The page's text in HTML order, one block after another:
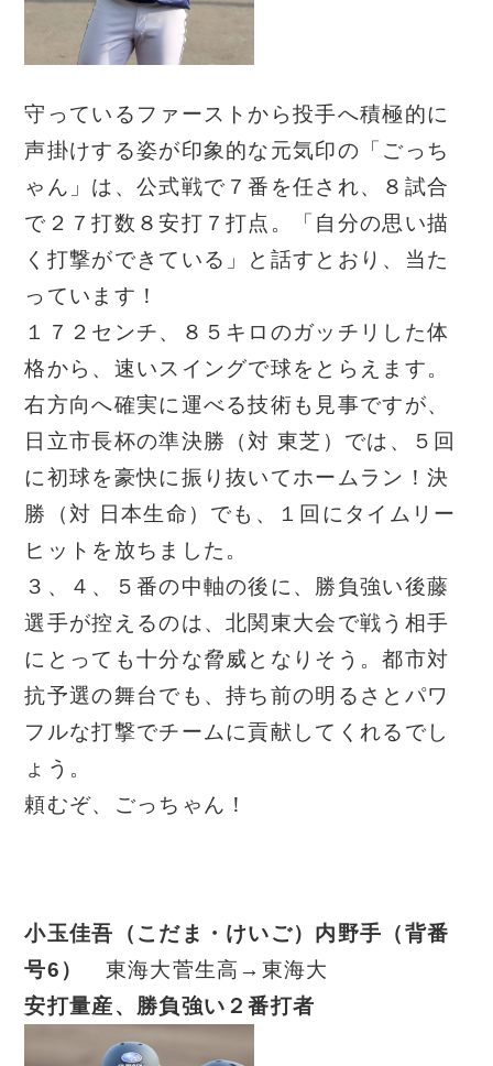
守っているファーストから投手へ積極的に
声掛けする姿が印象的な元気印の「ごっち
ゃん」は、公式戦で７番を任され、８試合
で２７打数８安打７打点。「自分の思い描
く打撃ができている」と話すとおり、当た
っています！
１７２センチ、８５キロのガッチリした体
格から、速いスイングで球をとらえます。
右方向へ確実に運べる技術も見事ですが、
日立市長杯の準決勝（対 東芝）では、５回
に初球を豪快に振り抜いてホームラン！決
勝（対 日本生命）でも、１回にタイムリー
ヒットを放ちました。
３、４、５番の中軸の後に、勝負強い後藤
選手が控えるのは、北関東大会で戦う相手
にとっても十分な脅威となりそう。都市対
抗予選の舞台でも、持ち前の明るさとパワ
フルな打撃でチームに貢献してくれるでし
ょう。
頼むぞ、ごっちゃん！
小玉佳吾（こだま・けいご）内野手（背番
号6 ）
東海大菅生高→東海大
安打量産、勝負強い２番打者